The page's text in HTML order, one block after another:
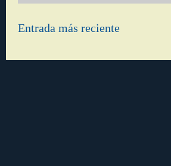
Entrada más reciente